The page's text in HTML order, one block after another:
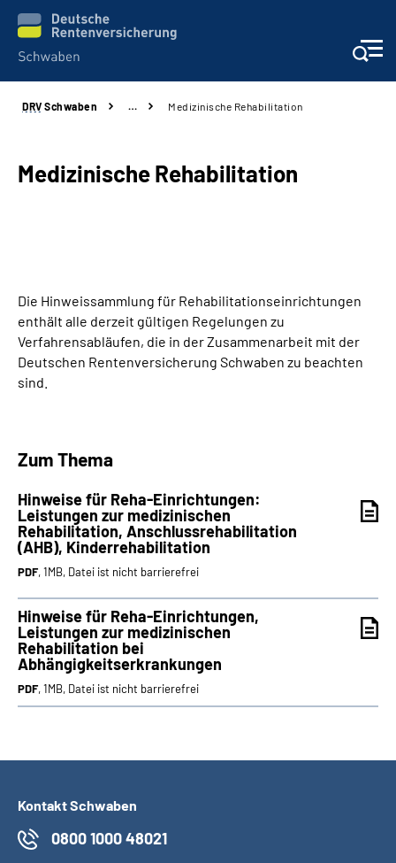
Services
Beratung und Kontakt
Über uns
Online-Services
Leichte Sprache
Suche
DRV Schwaben … Medizinische Rehabilitation
Medizinische Rehabilitation
Die Hinweissammlung für Rehabilitationseinrichtungen
enthält alle derzeit gültigen Regelungen zu
Verfahrensabläufen, die in der Zusammenarbeit mit der
Deutschen Rentenversicherung Schwaben zu beachten
sind.
Zum Thema
Hinweise für Reha-Einrichtungen:
Leistungen zur medizinischen
Rehabilitation, Anschlussrehabilitation
(AHB), Kinderrehabilitation
PDF, 1MB, Datei ist nicht barrierefrei
Hinweise für Reha-Einrichtungen,
Leistungen zur medizinischen
Rehabilitation bei
Abhängigkeitserkrankungen
PDF, 1MB, Datei ist nicht barrierefrei
Kontakt Schwaben
0800 1000 48021